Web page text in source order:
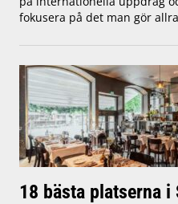
fokusera på det man gör
18 bästa platserna